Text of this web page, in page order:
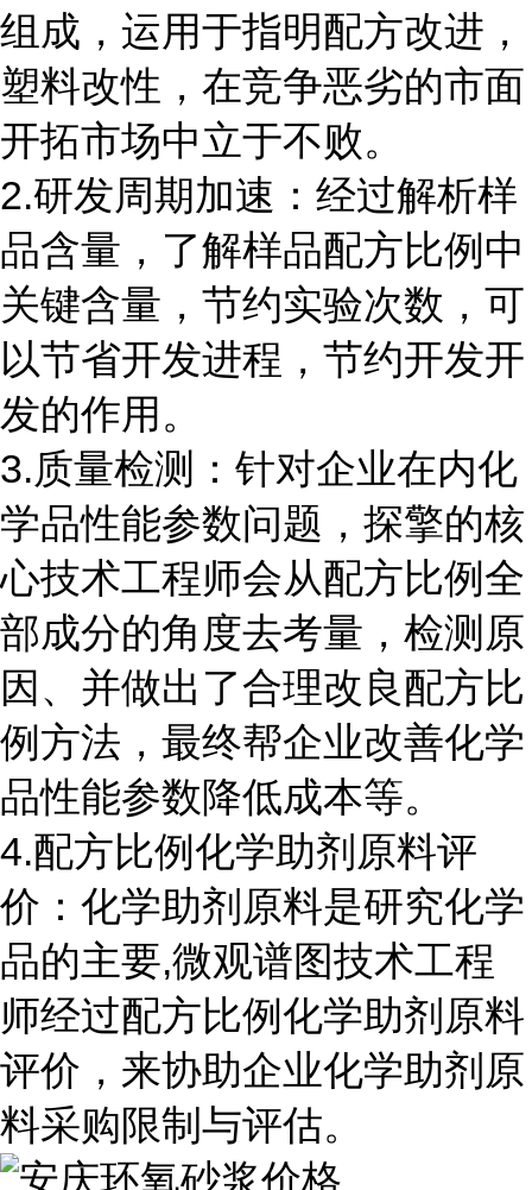
组成，运用于指明配方改进，
塑料改性，在竞争恶劣的市面
开拓市场中立于不败。
2.研发周期加速：经过解析样
品含量，了解样品配方比例中
关键含量，节约实验次数，可
以节省开发进程，节约开发开
发的作用。
3.质量检测：针对企业在内化
学品性能参数问题，探擎的核
心技术工程师会从配方比例全
部成分的角度去考量，检测原
因、并做出了合理改良配方比
例方法，最终帮企业改善化学
品性能参数降低成本等。
4.配方比例化学助剂原料评
价：化学助剂原料是研究化学
品的主要,微观谱图技术工程
师经过配方比例化学助剂原料
评价，来协助企业化学助剂原
料采购限制与评估。